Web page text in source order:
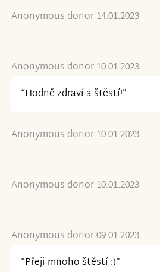
Anonymous donor 14.01.2023
Anonymous donor 10.01.2023
“Hodně zdraví a štěstí!”
Anonymous donor 10.01.2023
Anonymous donor 10.01.2023
Anonymous donor 09.01.2023
“Přeji mnoho štěstí :)”